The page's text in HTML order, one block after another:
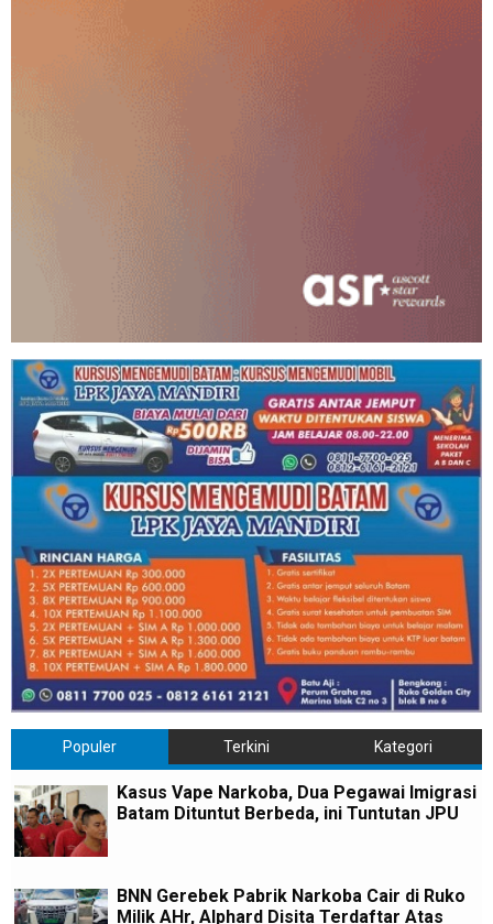
Populer Terkini Kategori
Kasus Vape Narkoba, Dua Pegawai Imigrasi
Batam Dituntut Berbeda, ini Tuntutan JPU
BNN Gerebek Pabrik Narkoba Cair di Ruko
Milik AHr, Alphard Disita Terdaftar Atas